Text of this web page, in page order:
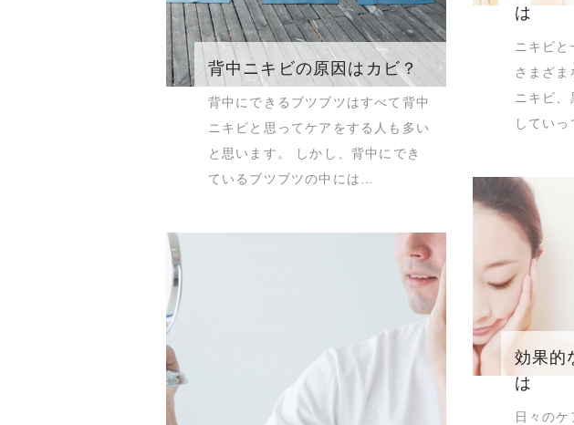
背中ニキビの原因はカビ？
背中にできるブツブツはすべて背中
ニキビと思ってケアをする人も多い
と思います。 しかし、背中にでき
ているブツブツの中には…
は
ニキビ
さまざま
ニキビ
してい
効果的
は
日々の